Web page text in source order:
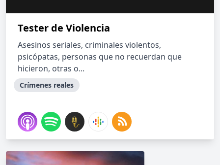
Tester de Violencia
Asesinos seriales, criminales violentos,
psicópatas, personas que no recuerdan que
hicieron, otras o...
Crímenes reales